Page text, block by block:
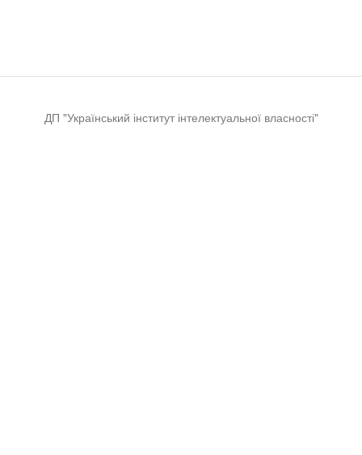
ДП "Український інститут інтелектуальної власності"